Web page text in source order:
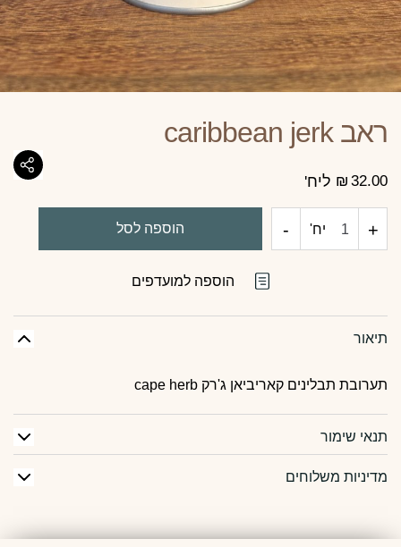
ראב caribbean jerk
₪ 32.00 ליח'
+ כמות
caribbean
jerk
יח' - הוספה לסל
הוספה למועדפים
תיאור
תערובת תבלינים קאריביאן ג'רק cape herb
תנאי שימור
מדיניות משלוחים